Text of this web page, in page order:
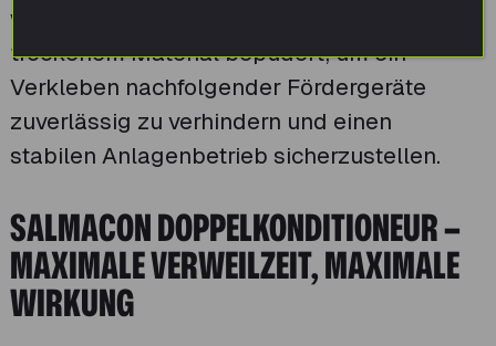
wird das konditionierte Produkt mit
trockenem Material bepudert, um ein
Verkleben nachfolgender Fördergeräte
zuverlässig zu verhindern und einen
stabilen Anlagenbetrieb sicherzustellen.
SALMACON DOPPELKONDITIONEUR –
MAXIMALE VERWEILZEIT, MAXIMALE
WIRKUNG